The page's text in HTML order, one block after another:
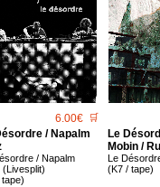
6.00€ 🛒
/ Napalm
/ Napalm
(Livesplit)
Le
Mobin /
Le
(K7 / tape)